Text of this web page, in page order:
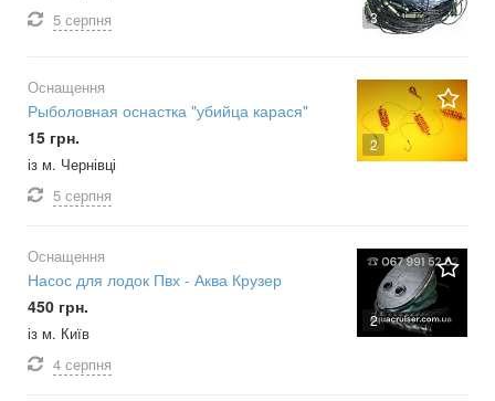
3
5 серпня
2
Оснащення
Рыболовная оснастка "убийца карася"
15 грн.
із м. Чернівці
5 серпня
2
Оснащення
Насос для лодок Пвх - Аква Крузер
450 грн.
із м. Київ
4 серпня